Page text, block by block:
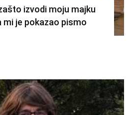
izvodi moju majku
mi je pokazao pismo